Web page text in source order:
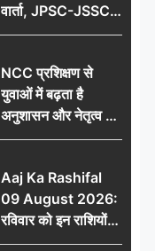
वार्ता, JPSC-JSSC
पेपर लीक के विरोध में
विधानसभा घेराव का
ऐलान
NCC प्रशिक्षण से
युवाओं में बढ़ता है
अनुशासन और नेतृत्व का
गुण: डॉ. जी.एन. खान
Aaj Ka Rashifal
09 August 2026:
रविवार को इन राशियों
पर बरसेगी मां लक्ष्मी की